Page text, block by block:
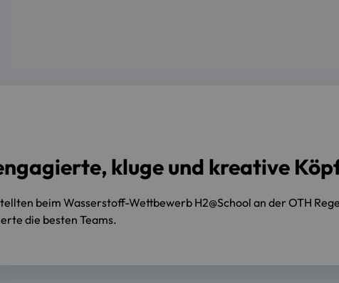
kluge und kreative
beim Wasserstoff-Wettbewerb H2@School an der OTH
die besten Teams.